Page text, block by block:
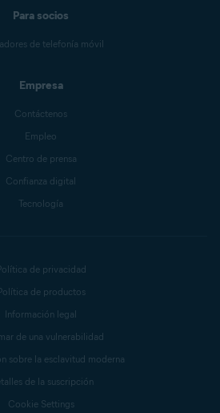
Para socios
de telefonía móvil
Empresa
Contáctenos
Empleo
Centro de prensa
Confianza digital
Tecnología
de privacidad
de productos
Información legal
de una vulnerabilidad
sobre la esclavitud moderna
de la suscripción
Cookie Settings